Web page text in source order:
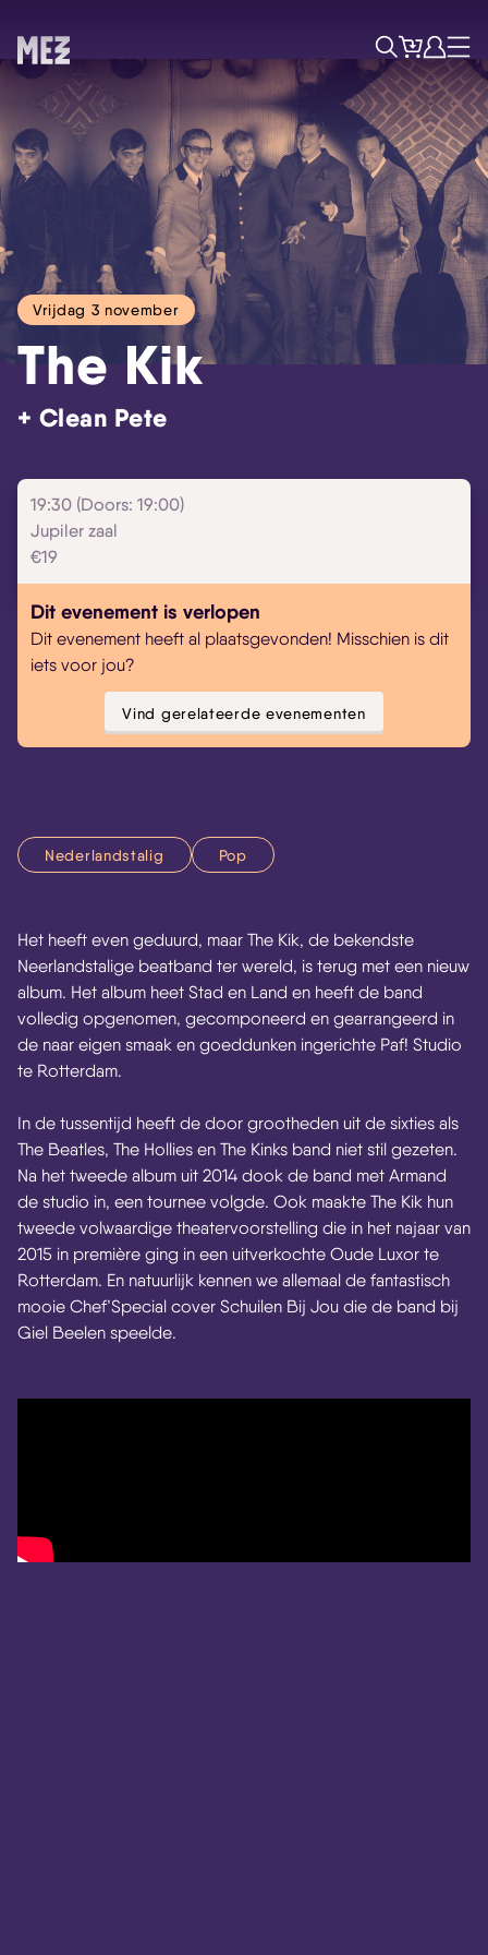
ZoekTicketsAccount
Menu
Vrijdag 3 november
The Kik
+ Clean Pete
19:30 (Doors: 19:00)
Jupiler zaal
€19
Dit evenement is verlopen
Dit evenement heeft al plaatsgevonden! Misschien is dit
iets voor jou?
Vind gerelateerde evenementen
Nederlandstalig Pop
Het heeft even geduurd, maar The Kik, de bekendste
Neerlandstalige beatband ter wereld, is terug met een nieuw
album. Het album heet Stad en Land en heeft de band
volledig opgenomen, gecomponeerd en gearrangeerd in
de naar eigen smaak en goeddunken ingerichte Paf! Studio
te Rotterdam.
In de tussentijd heeft de door grootheden uit de sixties als
The Beatles, The Hollies en The Kinks band niet stil gezeten.
Na het tweede album uit 2014 dook de band met Armand
de studio in, een tournee volgde. Ook maakte The Kik hun
tweede volwaardige theatervoorstelling die in het najaar van
2015 in première ging in een uitverkochte Oude Luxor te
Rotterdam. En natuurlijk kennen we allemaal de fantastisch
mooie Chef’Special cover Schuilen Bij Jou die de band bij
Giel Beelen speelde.